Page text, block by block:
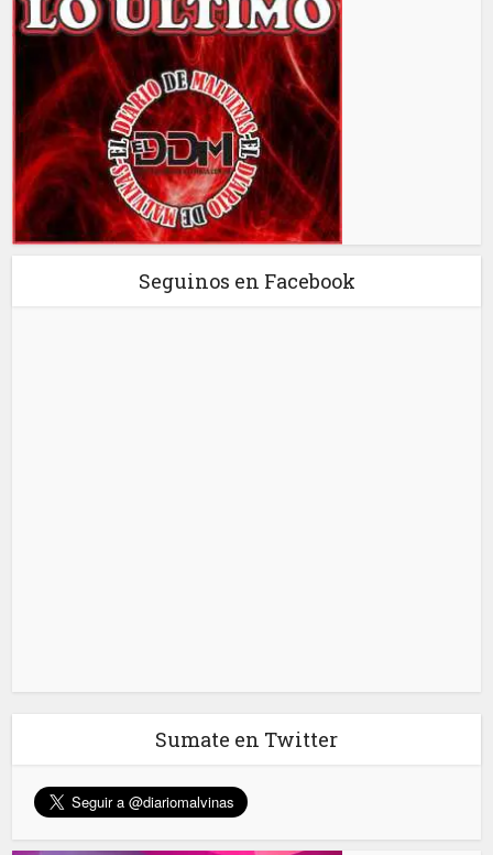
Seguinos en Facebook
Sumate en Twitter